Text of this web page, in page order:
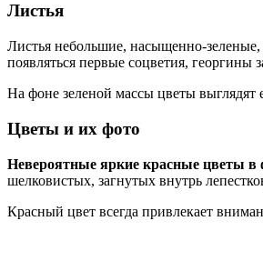
Листья
Листья небольшие, насыщенно-
появляться первые соцветия, георгины
На фоне зеленой массы цветы выглядят
Цветы и их фото
Невероятные яркие красные цветы
шелковистых, загнутых внутрь
Красный цвет всегда привлекает